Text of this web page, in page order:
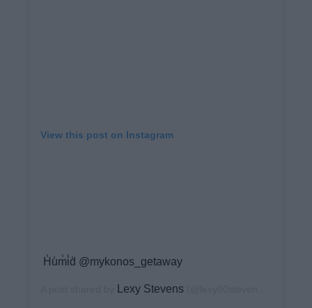
View this post on Instagram
H̾u̾m̾i̾d̾ @mykonos_getaway
Lexy Stevens(@lexy00stevens) on